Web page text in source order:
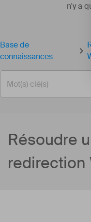
n'y a
Base de
connaissances
Résoudre
redirection